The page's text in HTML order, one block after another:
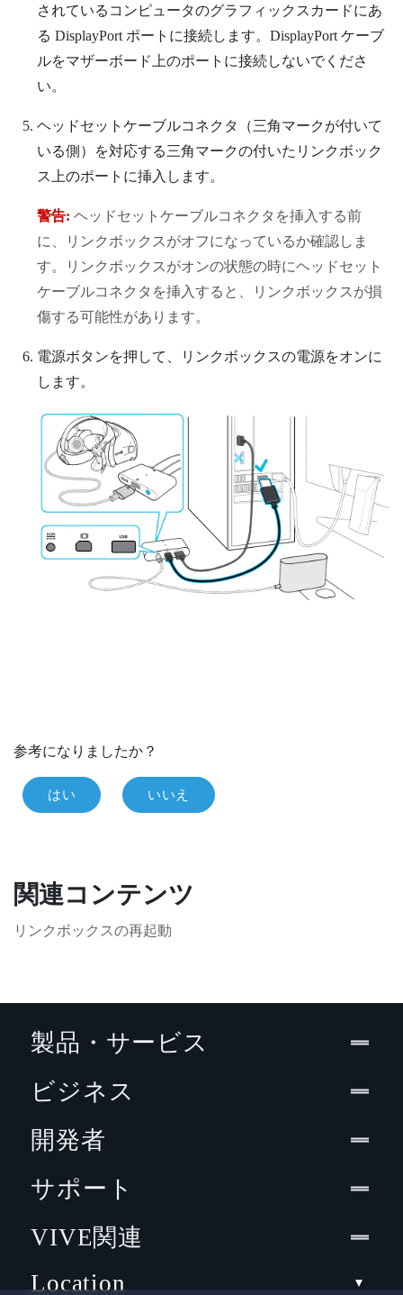
されているコンピュータのグラフィックスカードにあ
る DisplayPortポートに接続します。 DisplayPortケーブ
ルをマザーボード上のポートに接続しないでくださ
い。
ヘッドセットケーブルコネクタ（三角マークが付いて
いる側）を対応する三角マークの付いたリンクボック
ス上のポートに挿入します。
警告: ヘッドセットケーブルコネクタを挿入する前
に、リンクボックスがオフになっているか確認しま
す。リンクボックスがオンの状態の時にヘッドセット
ケーブルコネクタを挿入すると、リンクボックスが損
傷する可能性があります。
電源ボタンを押して、リンクボックスの電源をオンに
します。
参考になりましたか？
はい いいえ
関連コンテンツ
リンクボックスの再起動
製品・サービス
ビジネス
開発者
サポート
VIVE関連
Location